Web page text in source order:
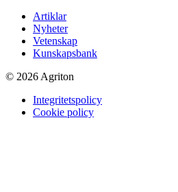
Artiklar
Nyheter
Vetenskap
Kunskapsbank
© 2026 Agriton
Integritetspolicy
Cookie policy